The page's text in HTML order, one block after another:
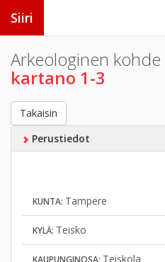
Siiri
Arkeologinen kohde
kartano 1-3
Takaisin
Perustiedot
KUNTA: Tampere
KYLÄ: Teisko
KAUPUNGINOSA: Teiskola